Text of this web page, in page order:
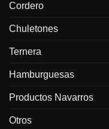
Cordero
Chuletones
Ternera
Hamburguesas
Productos Navarros
Otros